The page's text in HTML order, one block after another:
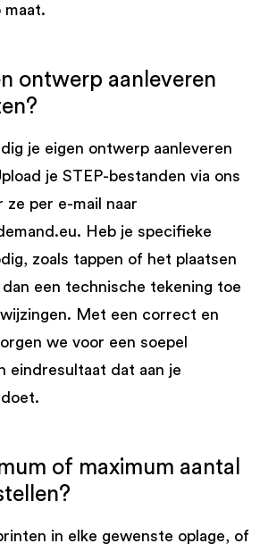
maat.
ontwerp aanleveren
je eigen ontwerp aanleveren
je STEP-bestanden via ons
per e-mail naar
Heb je specifieke
zoals tappen of het plaatsen
een technische tekening toe
Met een correct en
we voor een soepel
eindresultaat dat aan je
of maximum aantal
in elke gewenste oplage, of